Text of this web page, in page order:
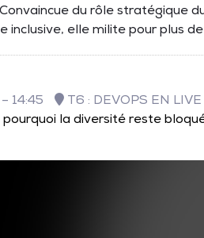
du rôle stratégique
inclusive, elle milite pour plus
14:45
T6 : DEVOPS EN LIVE
la diversité reste